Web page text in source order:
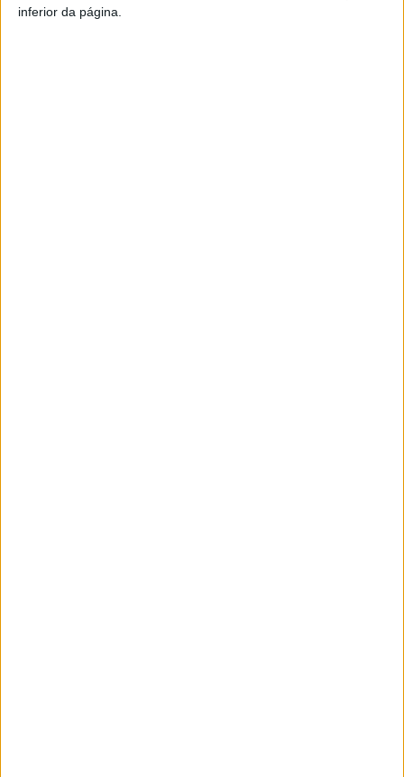
inferior da página.
Martinho da Gândara, onde serão celebradas as